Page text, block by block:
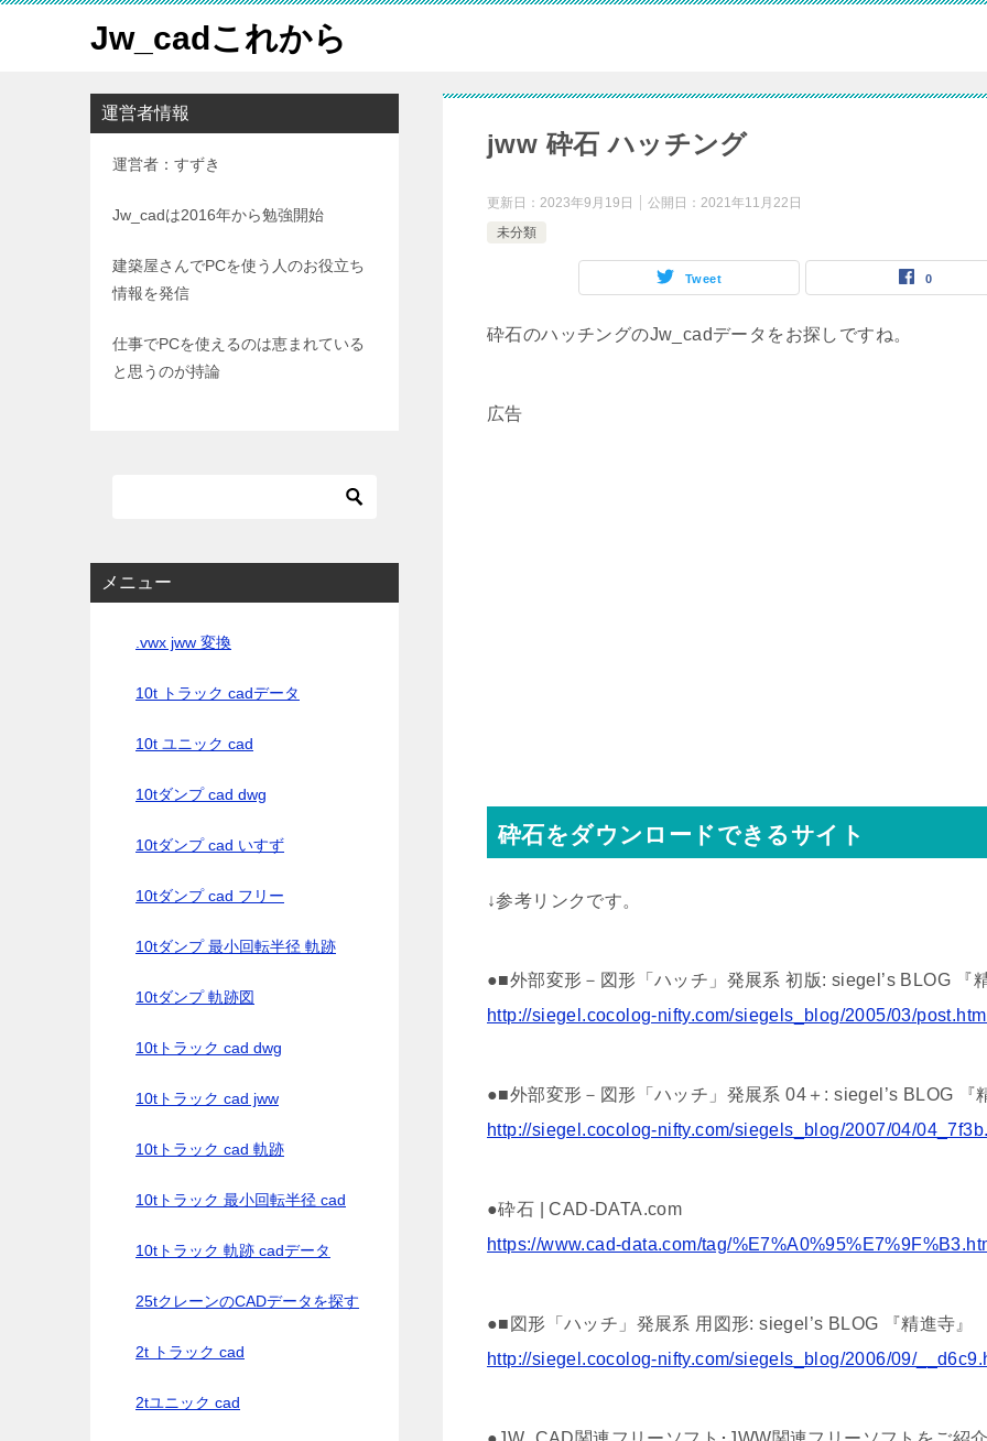
Jw_cadこれから
jww 砕石 ハッチング
更新日： 2023年9月19日 公開日： 2021年11月22日
未分類
Tweet 0
砕石のハッチングのJw_cadデータをお探しですね。
広告
砕石をダウンロードできるサイト
↓参考リンクです。
●■外部変形－図形「ハッチ」発展系 初版: siegel’s BLOG 『
http://siegel.cocolog-nifty.com/siegels_blog/2005/03/
●■外部変形－図形「ハッチ」発展系 04＋: siegel’s BLOG 『
http://siegel.cocolog-nifty.com/siegels_blog/2007/04/
●砕石 | CAD-DATA.com
https://www.cad-data.com/tag/
●■図形「ハッチ」発展系 用図形: siegel’s BLOG 『精進寺』
http://siegel.cocolog-nifty.com/siegels_blog/2006/09/
運営者情報
運営者：すずき
Jw_cadは2016年から勉強開始
建築屋さんでPCを使う人のお役立ち
情報を発信
仕事でPCを使えるのは恵まれている
と思うのが持論
メニュー
.vwx jww 変換
10t トラック cadデータ
10t ユニック cad
10tダンプ cad dwg
10tダンプ cad いすず
10tダンプ cad フリー
10tダンプ 最小回転半径 軌跡
10tダンプ 軌跡図
10tトラック cad dwg
10tトラック cad jww
10tトラック cad 軌跡
10tトラック 最小回転半径 cad
10tトラック 軌跡 cadデータ
25tクレーンのCADデータを探す
2t トラック cad
2tユニック cad